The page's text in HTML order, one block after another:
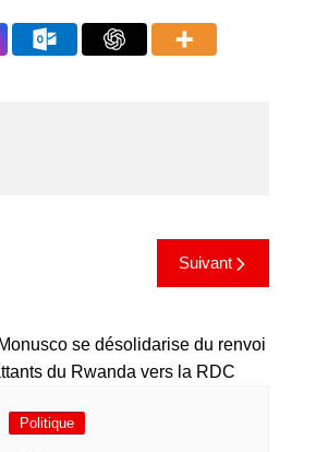
Suivant
Politique